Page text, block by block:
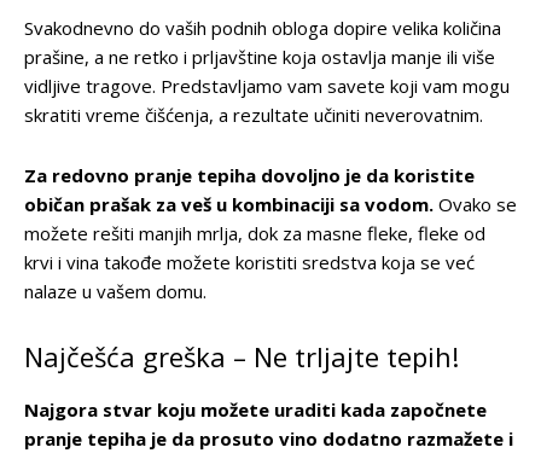
Svakodnevno do vaših podnih obloga dopire velika količina
prašine, a ne retko i prljavštine koja ostavlja manje ili više
vidljive tragove. Predstavljamo vam savete koji vam mogu
skratiti vreme čišćenja, a rezultate učiniti neverovatnim.
Za redovno pranje tepiha dovoljno je da koristite
običan prašak za veš u kombinaciji sa vodom. Ovako se
možete rešiti manjih mrlja, dok za masne fleke, fleke od
krvi i vina takođe možete koristiti sredstva koja se već
nalaze u vašem domu.
Najčešća greška – Ne trljajte tepih!
Najgora stvar koju možete uraditi kada započnete
pranje tepiha je da prosuto vino dodatno razmažete i